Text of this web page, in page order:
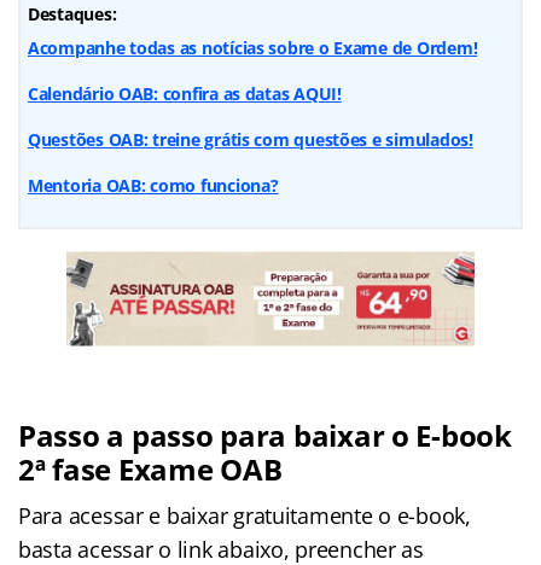
Destaques:
Acompanhe todas as notícias sobre o Exame de Ordem!
Calendário OAB: confira as datas AQUI!
Questões OAB: treine grátis com questões e simulados!
Mentoria OAB: como funciona?
Passo a passo para baixar o E-book
2ª fase Exame OAB
Para acessar e baixar gratuitamente o e-book,
basta acessar o link abaixo, preencher as